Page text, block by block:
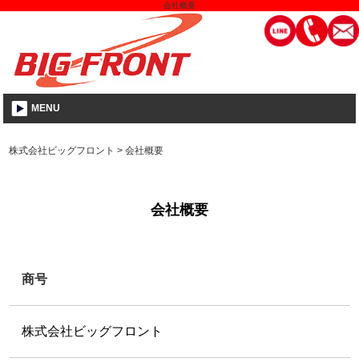
会社概要
MENU
株式会社ビッグフロント >会社概要
会社概要
商号
株式会社ビッグフロント